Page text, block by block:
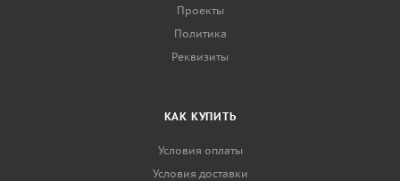
Проекты
Политика
Реквизиты
КАК КУПИТЬ
Условия оплаты
Условия доставки